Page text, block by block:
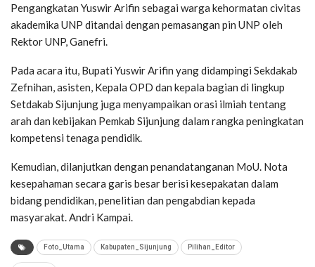
Pengangkatan Yuswir Arifin sebagai warga kehormatan civitas
akademika UNP ditandai dengan pemasangan pin UNP oleh
Rektor UNP, Ganefri.
Pada acara itu, Bupati Yuswir Arifin yang didampingi Sekdakab
Zefnihan, asisten, Kepala OPD dan kepala bagian di lingkup
Setdakab Sijunjung juga menyampaikan orasi ilmiah tentang
arah dan kebijakan Pemkab Sijunjung dalam rangka peningkatan
kompetensi tenaga pendidik.
Kemudian, dilanjutkan dengan penandatanganan MoU. Nota
kesepahaman secara garis besar berisi kesepakatan dalam
bidang pendidikan, penelitian dan pengabdian kepada
masyarakat. Andri Kampai.
Foto_Utama Kabupaten_Sijunjung Pilihan_Editor